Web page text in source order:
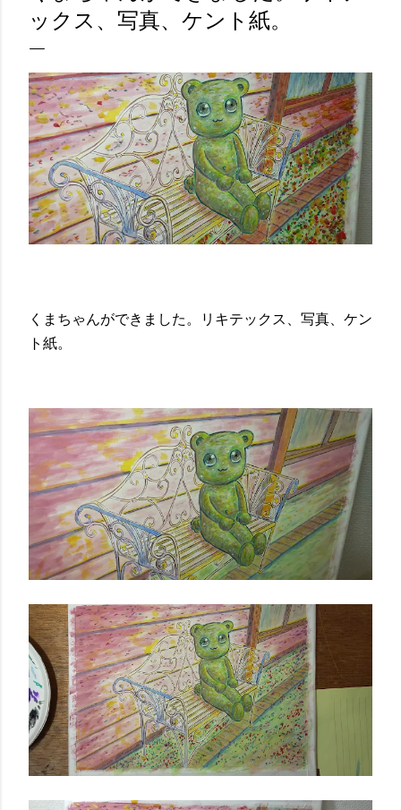
ックス、写真、ケント紙。
くまちゃんができました。リキテックス、写真、ケン
ト紙。